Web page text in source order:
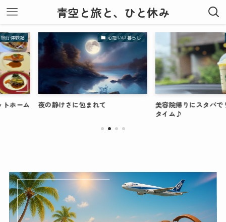
青空と旅と、ひと休み
心地いい暮らし
けさに包まれて
リラックス
美容院帰りにスタバでリフレッシュ